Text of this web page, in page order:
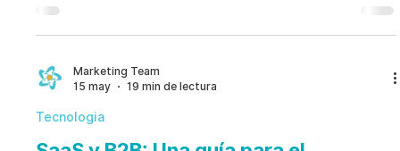
artificial, monitoreo de cumplimiento y supervisión ética,
el análisis de riesgo conductual fortalece la integridad
recursos humanos, seguridad y compliance.
Marketing Team
15 may
19 min de lectura
Tecnologia